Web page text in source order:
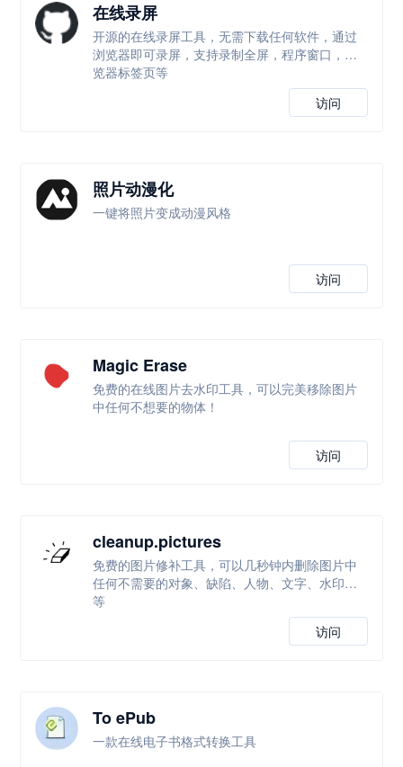
在线录屏
开源的在线录屏工具，无需下载任何软件，通过
浏览器即可录屏，支持录制全屏，程序窗口，浏
览器标签页等
访问
照片动漫化
一键将照片变成动漫风格
访问
Magic Erase
免费的在线图片去水印工具，可以完美移除图片
中任何不想要的物体！
访问
cleanup.pictures
免费的图片修补工具，可以几秒钟内删除图片中
任何不需要的对象、缺陷、人物、文字、水印等
等
访问
To ePub
一款在线电子书格式转换工具